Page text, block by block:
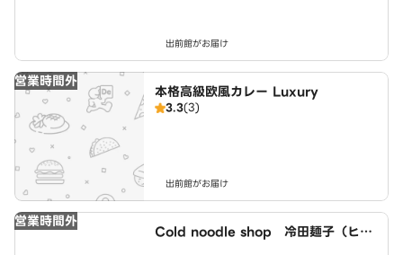
出前館がお届け
営業時間外
本格高級欧風カレー Luxury
3.3(3)
出前館がお届け
営業時間外
Cold noodle shop 冷田麺子（ヒエ